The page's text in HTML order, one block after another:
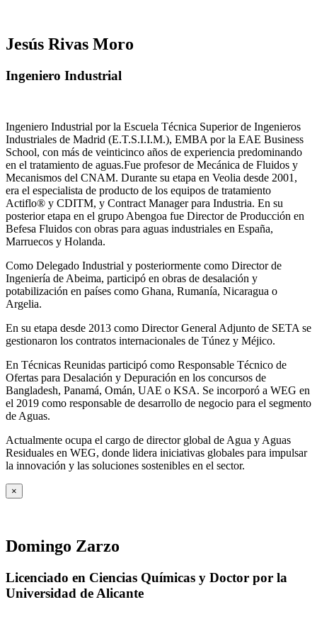
Jesús Rivas Moro
Ingeniero Industrial
Ingeniero Industrial por la Escuela Técnica Superior de Ingenieros
Industriales de Madrid (E.T.S.I.I.M.), EMBA por la EAE Business
School, con más de veinticinco años de experiencia predominando
en el tratamiento de aguas.Fue profesor de Mecánica de Fluidos y
Mecanismos del CNAM. Durante su etapa en Veolia desde 2001,
era el especialista de producto de los equipos de tratamiento
Actiflo® y CDITM, y Contract Manager para Industria. En su
posterior etapa en el grupo Abengoa fue Director de Producción en
Befesa Fluidos con obras para aguas industriales en España,
Marruecos y Holanda.
Como Delegado Industrial y posteriormente como Director de
Ingeniería de Abeima, participó en obras de desalación y
potabilización en países como Ghana, Rumanía, Nicaragua o
Argelia.
En su etapa desde 2013 como Director General Adjunto de SETA se
gestionaron los contratos internacionales de Túnez y Méjico.
En Técnicas Reunidas participó como Responsable Técnico de
Ofertas para Desalación y Depuración en los concursos de
Bangladesh, Panamá, Omán, UAE o KSA. Se incorporó a WEG en
el 2019 como responsable de desarrollo de negocio para el segmento
de Aguas.
Actualmente ocupa el cargo de director global de Agua y Aguas
Residuales en WEG, donde lidera iniciativas globales para impulsar
la innovación y las soluciones sostenibles en el sector.
×
Domingo Zarzo
Licenciado en Ciencias Químicas y Doctor por la
Universidad de Alicante